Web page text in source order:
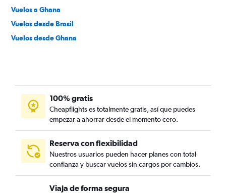
Vuelos a Ghana
Vuelos desde Brasil
Vuelos desde Ghana
100% gratis
Cheapflights es totalmente gratis, así que puedes
empezar a ahorrar desde el momento cero.
Reserva con flexibilidad
Nuestros usuarios pueden hacer planes con total
confianza y buscar vuelos sin cargos por cambios.
Viaja de forma segura